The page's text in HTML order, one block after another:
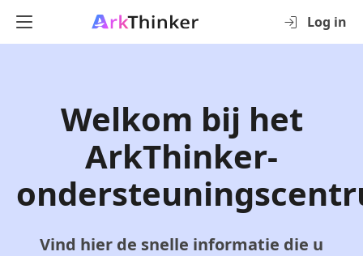
Log in
Welkom bij het
ArkThinker-
Vind hier de snelle informatie die u